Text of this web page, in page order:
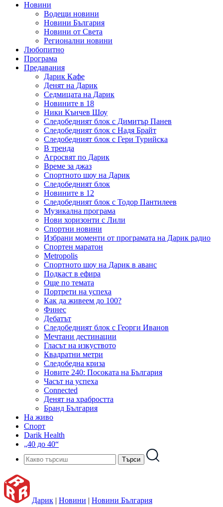
Новини
Водещи новини
Новини България
Новини от Света
Регионални новини
Любопитно
Програма
Предавания
Дарик Кафе
Денят на Дарик
Седмицата на Дарик
Новините в 18
Ники Кънчев Шоу
Следобедният блок с Димитър Панев
Следобедният блок с Надя Брайт
Следобедният блок с Гери Турийска
В тренда
Агросвят по Дарик
Време за джаз
Спортното шоу на Дарик
Следобедният блок
Новините в 12
Следобедният блок с Тодор Пантилеев
Музикална програма
Нови хоризонти с Лили
Спортни новини
Избрани моменти от програмата на Дарик радио
Спортен маратон
Metropolis
Спортното шоу на Дарик в аванс
Подкаст в ефира
Още по темата
Портрети на успеха
Как да живеем до 100?
Финес
Дебатът
Следобедният блок с Георги Иванов
Мечтани дестинации
Гласът на изкуството
Квадратни метри
Следобедна криза
Новите 240: Посоката на България
Часът на успеха
Connected
Денят на храбростта
Бранд България
На живо
Спорт
Darik Health
„40 до 40“
Дарик | Новини | Новини България